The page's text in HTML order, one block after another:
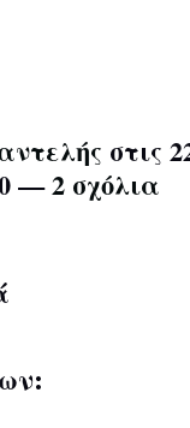
στις
—2 σχόλια